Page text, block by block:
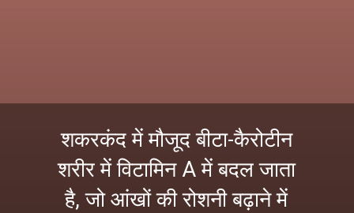
शकरकंद में मौजूद बीटा-कैरोटीन
शरीर में विटामिन A में बदल जाता
है, जो आंखों की रोशनी बढ़ाने में